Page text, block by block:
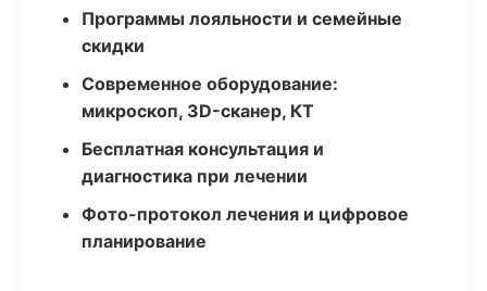
Программы лояльности и семейные
скидки
Современное оборудование:
микроскоп, 3D-сканер, КТ
Бесплатная консультация и
диагностика при лечении
Фото-протокол лечения и цифровое
планирование